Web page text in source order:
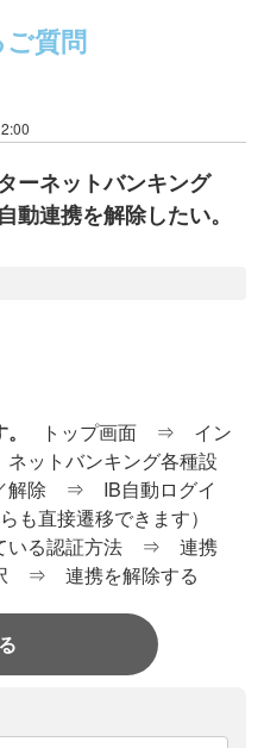
質問
ーネットバンキング
動連携を解除したい。
トップ画面 ⇒ イン
ットバンキング各種設
解除 ⇒ IB自動ログイ
も直接遷移できます）
いる認証方法 ⇒ 連携
⇒ 連携を解除する